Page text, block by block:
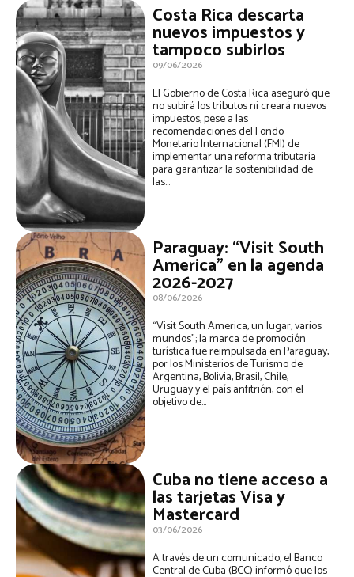
Costa Rica descarta
nuevos impuestos y
tampoco subirlos
09/06/2026
El Gobierno de Costa Rica aseguró que
no subirá los tributos ni creará nuevos
impuestos, pese a las
recomendaciones del Fondo
Monetario Internacional (FMI) de
implementar una reforma tributaria
para garantizar la sostenibilidad de
las...
Paraguay: “Visit South
America” en la agenda
2026-2027
08/06/2026
“Visit South America, un lugar, varios
mundos”; la marca de promoción
turística fue reimpulsada en Paraguay,
por los Ministerios de Turismo de
Argentina, Bolivia, Brasil, Chile,
Uruguay y el país anfitrión, con el
objetivo de...
Cuba no tiene acceso a
las tarjetas Visa y
Mastercard
03/06/2026
A través de un comunicado, el Banco
Central de Cuba (BCC) informó que los